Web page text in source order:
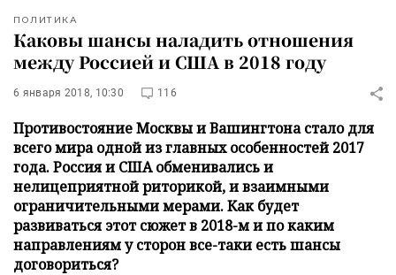
ПОЛИТИКА
Каковы шансы наладить отношения
между Россией и США в 2018 году
6 января 2018, 10:30 116
Противостояние Москвы и Вашингтона стало для
всего мира одной из главных особенностей 2017
года. Россия и США обменивались и
нелицеприятной риторикой, и взаимными
ограничительными мерами. Как будет
развиваться этот сюжет в 2018-м и по каким
направлениям у сторон все-таки есть шансы
договориться?